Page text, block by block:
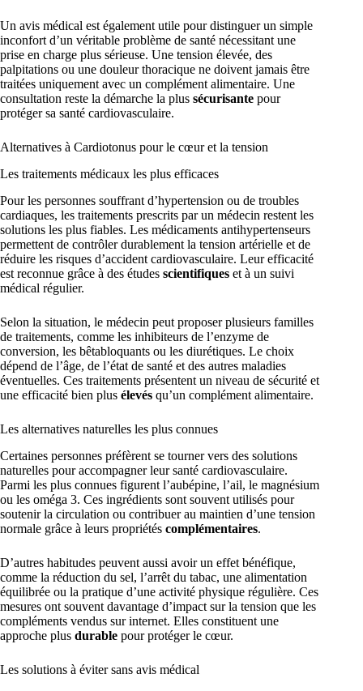
Un avis médical est également utile pour distinguer un simple
inconfort d’un véritable problème de santé nécessitant une
prise en charge plus sérieuse. Une tension élevée, des
palpitations ou une douleur thoracique ne doivent jamais être
traitées uniquement avec un complément alimentaire. Une
consultation reste la démarche la plus sécurisante pour
protéger sa santé cardiovasculaire.
Alternatives à Cardiotonus pour le cœur et la tension
Les traitements médicaux les plus efficaces
Pour les personnes souffrant d’hypertension ou de troubles
cardiaques, les traitements prescrits par un médecin restent les
solutions les plus fiables. Les médicaments antihypertenseurs
permettent de contrôler durablement la tension artérielle et de
réduire les risques d’accident cardiovasculaire. Leur efficacité
est reconnue grâce à des études scientifiques et à un suivi
médical régulier.
Selon la situation, le médecin peut proposer plusieurs familles
de traitements, comme les inhibiteurs de l’enzyme de
conversion, les bêtabloquants ou les diurétiques. Le choix
dépend de l’âge, de l’état de santé et des autres maladies
éventuelles. Ces traitements présentent un niveau de sécurité et
une efficacité bien plus élevés qu’un complément alimentaire.
Les alternatives naturelles les plus connues
Certaines personnes préfèrent se tourner vers des solutions
naturelles pour accompagner leur santé cardiovasculaire.
Parmi les plus connues figurent l’aubépine, l’ail, le magnésium
ou les oméga 3. Ces ingrédients sont souvent utilisés pour
soutenir la circulation ou contribuer au maintien d’une tension
normale grâce à leurs propriétés complémentaires.
D’autres habitudes peuvent aussi avoir un effet bénéfique,
comme la réduction du sel, l’arrêt du tabac, une alimentation
équilibrée ou la pratique d’une activité physique régulière. Ces
mesures ont souvent davantage d’impact sur la tension que les
compléments vendus sur internet. Elles constituent une
approche plus durable pour protéger le cœur.
Les solutions à éviter sans avis médical